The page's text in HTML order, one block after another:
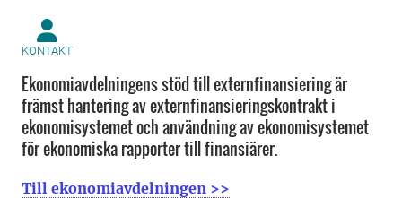
KONTAKT
Ekonomiavdelningens stöd till externfinansiering är
främst hantering av externfinansieringskontrakt i
ekonomisystemet och användning av ekonomisystemet
för ekonomiska rapporter till finansiärer.
Till ekonomiavdelningen >>